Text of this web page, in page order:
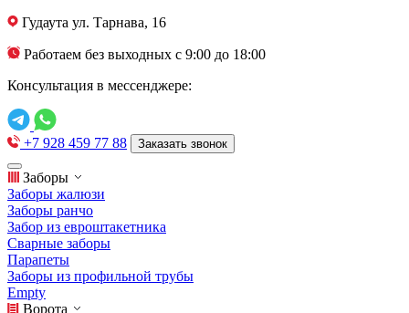
Гудаута ул. Тарнава, 16
Работаем без выходных с 9:00 до 18:00
Консультация в мессенджере:
+7 928 459 77 88 Заказать звонок
Заборы
Заборы жалюзи
Заборы ранчо
Забор из евроштакетника
Сварные заборы
Парапеты
Заборы из профильной трубы
Empty
Ворота